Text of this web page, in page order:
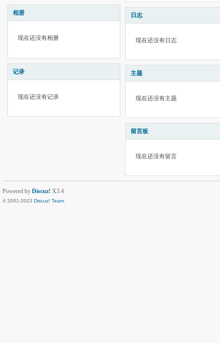
相册
现在还没有相册
记录
现在还没有记录
日志
现在还没有日志
主题
现在还没有主题
留言板
现在还没有留言
Powered by Discuz! X3.4
© 2001-2023 Discuz! Team